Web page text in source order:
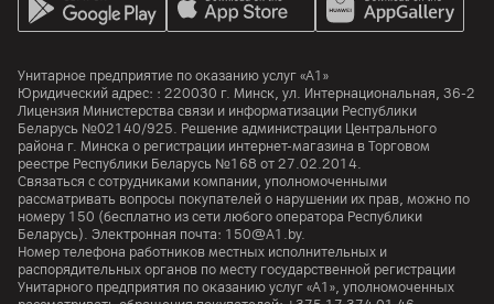
Унитарное предприятие по оказанию услуг «А1»
Юридический адрес: : 220030 г. Минск, ул. Интернациональная, 36-2
Лицензия Министерства связи и информатизации Республики
Беларусь №02140/925. Решение администрации Центрального
района г. Минска о регистрации интернет-магазина в Торговом
реестре Республики Беларусь №168 от 27.02.2014.
Связаться с сотрудниками компании, уполномоченными
рассматривать вопросы покупателей о нарушении их прав, можно по
номеру 150 (бесплатно из сети любого оператора Республики
Беларусь). Электронная почта: 150@A1.by.
Номер телефона работников местных исполнительных и
распорядительных органов по месту государственной регистрации
Унитарного предприятия по оказанию услуг «А1», уполномоченных